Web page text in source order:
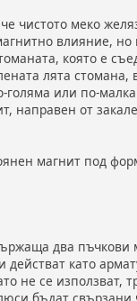
меко
влияние,
която е
лята
голяма или по-
направен от
магнит под
два пъчкови
като
не се използват,